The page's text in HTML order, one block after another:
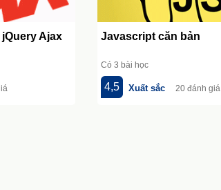
jQuery Ajax Javascript căn bản
Có 3 bài học
4,5 Xuất sắc 20 đánh giá